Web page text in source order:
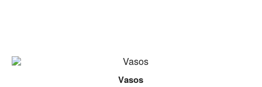
Vasos